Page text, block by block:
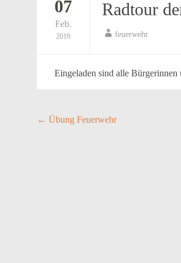
07
Feb.
2019
Radtour
feuerwehr
Eingeladen sind alle Bürgerinnen
Post
← Übung Feuerwehr